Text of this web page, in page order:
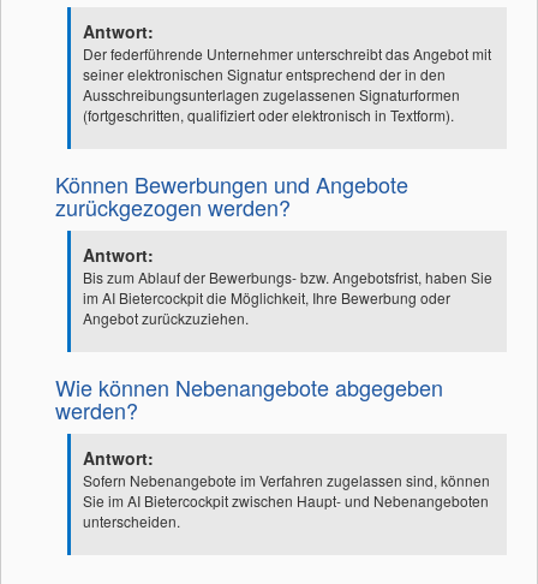
Antwort:
Der federführende Unternehmer unterschreibt das Angebot mit
seiner elektronischen Signatur entsprechend der in den
Ausschreibungsunterlagen zugelassenen Signaturformen
(fortgeschritten, qualifiziert oder elektronisch in Textform).
Können Bewerbungen und Angebote
zurückgezogen werden?
Antwort:
Bis zum Ablauf der Bewerbungs- bzw. Angebotsfrist, haben Sie
im AI Bietercockpit die Möglichkeit, Ihre Bewerbung oder
Angebot zurückzuziehen.
Wie können Nebenangebote abgegeben
werden?
Antwort:
Sofern Nebenangebote im Verfahren zugelassen sind, können
Sie im AI Bietercockpit zwischen Haupt- und Nebenangeboten
unterscheiden.